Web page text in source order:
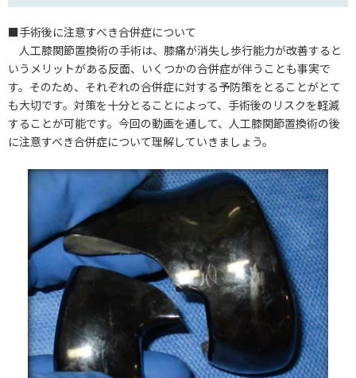
■手術後に注意すべき合併症について
人工膝関節置換術の手術は、膝痛が消失し歩行能力が改善すると
いうメリットがある反面、いくつかの合併症が伴うことも事実で
す。そのため、それぞれの合併症に対する予防策をとることがとて
も大切です。対策を十分とることによって、手術後のリスクを軽減
することが可能です。今回の動画を通して、人工膝関節置換術の後
に注意すべき合併症について理解していきましょう。